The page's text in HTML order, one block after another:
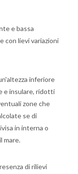
e bassa
con lievi variazioni
inferiore
e insulare, ridotti
zone che
se di
in interna o
mare.
di rilievi